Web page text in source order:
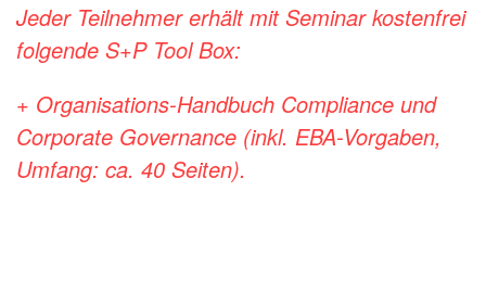
Jeder Teilnehmer erhält mit Seminar kostenfrei
folgende S+P Tool Box:
+ Organisations-Handbuch Compliance und
Corporate Governance (inkl. EBA-Vorgaben,
Umfang: ca. 40 Seiten).